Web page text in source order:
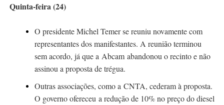
Quinta-feira (24)
O presidente Michel Temer se reuniu novamente com
representantes dos manifestantes. A reunião terminou
sem acordo, já que a Abcam abandonou o recinto e não
assinou a proposta de trégua.
Outras associações, como a CNTA, cederam à proposta.
O governo ofereceu a redução de 10% no preço do diesel